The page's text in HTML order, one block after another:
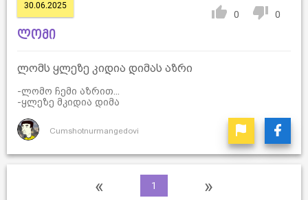
30.06.2025
0 0
ლომი
ლომს ყლეზე კიდია დიმას აზრი
-ლომო ჩემი აზრით...
-ყლეზე მკიდია დიმა
Cumshotnurmangedovi
« 1 »